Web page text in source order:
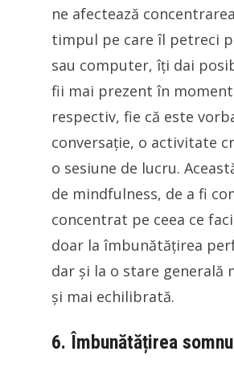
ne afectează
timpul pe care îl petreci
sau computer, îți dai
fii mai prezent în
respectiv, fie că este
conversație, o activitate
o sesiune de lucru.
de mindfulness, de a fi
concentrat pe ceea ce
doar la îmbunătățirea
dar și la o stare generală
și mai echilibrată.
6. Îmbunătățirea